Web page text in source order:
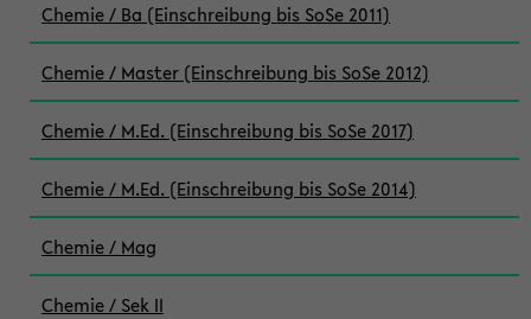
Chemie / Ba (Einschreibung bis SoSe 2011)
Chemie / Master (Einschreibung bis SoSe 2012)
Chemie / M.Ed. (Einschreibung bis SoSe 2017)
Chemie / M.Ed. (Einschreibung bis SoSe 2014)
Chemie / Mag
Chemie / Sek II